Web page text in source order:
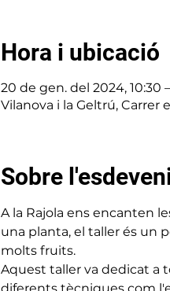
Hora i ubicació
20 de gen. del 2024, 10:30 –
Vilanova i la Geltrú, Carrer
Sobre
A la Rajola ens encanten
una planta, el taller és un
molts fruits.
Aquest taller va dedicat a